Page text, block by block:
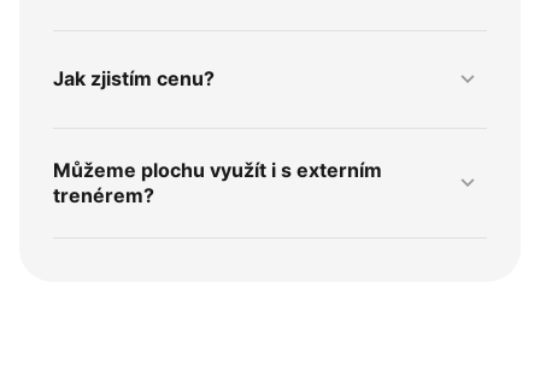
Jak zjistím cenu? expand_more
a domluvíme se podle vašich potřeb.
Můžeme plochu využít i s externím
trenérem?
expand_more